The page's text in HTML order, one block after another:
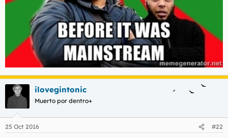
ilovegintonic
Muerto por dentro+
25 Oct 2016 #22